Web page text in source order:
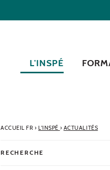
L'INSPÉ
ACCUEIL FR› L'INSPÉ › ACTUALITÉS
RECHERCHE